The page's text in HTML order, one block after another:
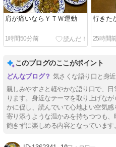
肩が痛いならＹＴＷ運動
1時間50分前
行きた
25時間
このブログのここがポイント
気さくな語り口と身
親しみやすさと軽やかな語り口で、
ります。身近なテーマを取り上げな
かに促し、読んでいて心地よい空気
寄り添うような温かみを持ちつつも、
飽きずに楽しめる内容となっています。